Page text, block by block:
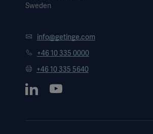
Sweden
info@getinge.com
+46 10 335 0000
+46 10 335 5640